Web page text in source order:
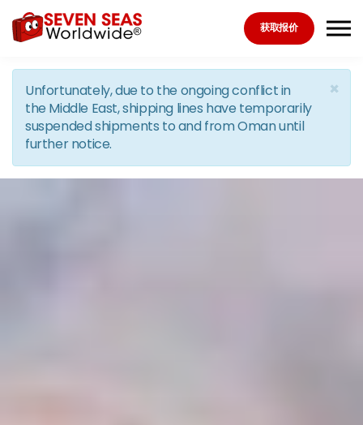
Skip to the content
获取报价
×
Unfortunately, due to the ongoing conflict in
the Middle East, shipping lines have temporarily
suspended shipments to and from Oman until
further notice.